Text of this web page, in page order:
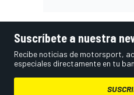
Suscríbete a nuestra
Recibe noticias de motorsport,
especiales directamente en tu